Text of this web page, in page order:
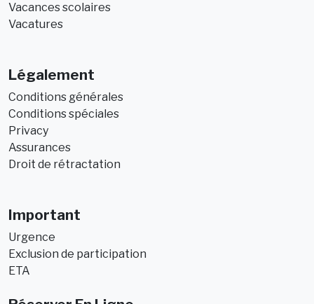
Vacances scolaires
Vacatures
Légalement
Conditions générales
Conditions spéciales
Privacy
Assurances
Droit de rétractation
Important
Urgence
Exclusion de participation
ETA